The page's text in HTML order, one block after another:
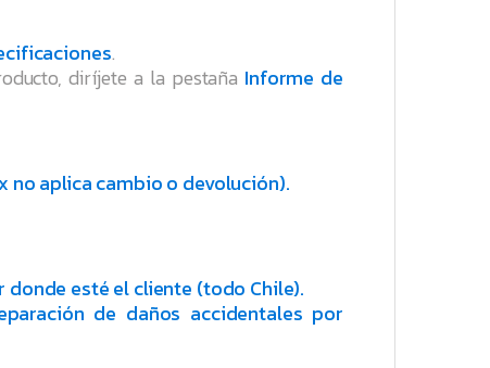
.
diríjete a la pestaña Informe de
no aplica cambio o devolución).
esté el cliente (todo Chile).
de daños accidentales por